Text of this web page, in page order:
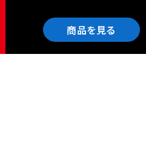
商品を見る